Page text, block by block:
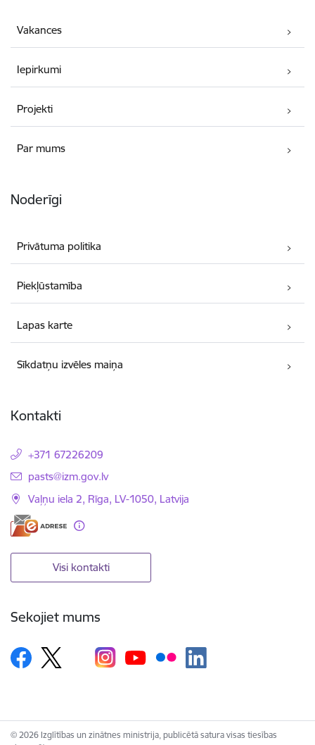
Vakances
Iepirkumi
Projekti
Par mums
Noderīgi
Privātuma politika
Piekļūstamība
Lapas karte
Sīkdatņu izvēles maiņa
Kontakti
+371 67226209
E-pasts:
pasts@izm.gov.lv
Vaļņu iela 2, Rīga, LV-1050, Latvija
Visi kontakti
Sekojiet mums
© 2026 Izglītības un zinātnes ministrija, publicētā satura visas tiesības